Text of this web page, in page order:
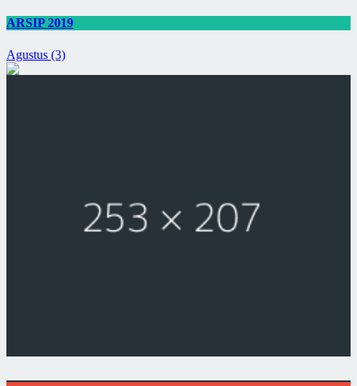
ARSIP 2019
Agustus (3)